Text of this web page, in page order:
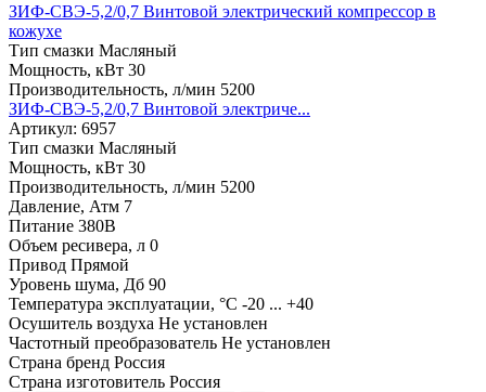
ЗИФ-СВЭ-5,2/0,7 Винтовой электрический компрессор в
кожухе
Тип смазки Масляный
Мощность, кВт 30
Производительность, л/мин 5200
ЗИФ-СВЭ-5,2/0,7 Винтовой электриче...
Артикул: 6957
Тип смазки Масляный
Мощность, кВт 30
Производительность, л/мин 5200
Давление, Атм 7
Питание 380В
Объем ресивера, л 0
Привод Прямой
Уровень шума, Дб 90
Температура эксплуатации, °С -20 ... +40
Осушитель воздуха Не установлен
Частотный преобразователь Не установлен
Страна бренд Россия
Страна изготовитель Россия